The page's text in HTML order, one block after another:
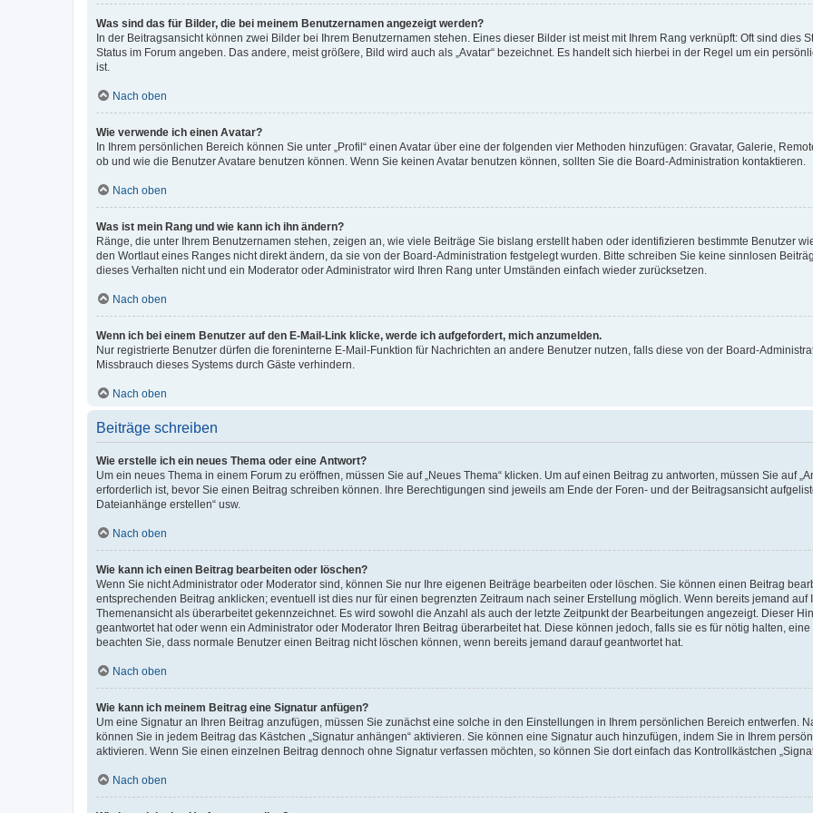
Was sind das für Bilder, die bei meinem Benutzernamen angezeigt werden?
In der Beitragsansicht können zwei Bilder bei Ihrem Benutzernamen stehen. Eines dieser Bilder ist meist mit Ihrem Rang verknüpft: Oft sind dies
Status im Forum angeben. Das andere, meist größere, Bild wird auch als „Avatar“ bezeichnet. Es handelt sich hierbei in der Regel um ein
ist.
Nach oben
Wie verwende ich einen Avatar?
In Ihrem persönlichen Bereich können Sie unter „Profil“ einen Avatar über eine der folgenden vier Methoden hinzufügen: Gravatar, Galerie,
ob und wie die Benutzer Avatare benutzen können. Wenn Sie keinen Avatar benutzen können, sollten Sie die Board-Administration kontaktieren.
Nach oben
Was ist mein Rang und wie kann ich ihn ändern?
Ränge, die unter Ihrem Benutzernamen stehen, zeigen an, wie viele Beiträge Sie bislang erstellt haben oder identifizieren bestimmte Benutzer
den Wortlaut eines Ranges nicht direkt ändern, da sie von der Board-Administration festgelegt wurden. Bitte schreiben Sie keine sinnlosen
dieses Verhalten nicht und ein Moderator oder Administrator wird Ihren Rang unter Umständen einfach wieder zurücksetzen.
Nach oben
Wenn ich bei einem Benutzer auf den E-Mail-Link klicke, werde ich aufgefordert, mich anzumelden.
Nur registrierte Benutzer dürfen die foreninterne E-Mail-Funktion für Nachrichten an andere Benutzer nutzen, falls diese von der Board-
Missbrauch dieses Systems durch Gäste verhindern.
Nach oben
Beiträge schreiben
Wie erstelle ich ein neues Thema oder eine Antwort?
Um ein neues Thema in einem Forum zu eröffnen, müssen Sie auf „Neues Thema“ klicken. Um auf einen Beitrag zu antworten, müssen Sie auf
erforderlich ist, bevor Sie einen Beitrag schreiben können. Ihre Berechtigungen sind jeweils am Ende der Foren- und der Beitragsansicht
Dateianhänge erstellen“ usw.
Nach oben
Wie kann ich einen Beitrag bearbeiten oder löschen?
Wenn Sie nicht Administrator oder Moderator sind, können Sie nur Ihre eigenen Beiträge bearbeiten oder löschen. Sie können einen Beitrag
entsprechenden Beitrag anklicken; eventuell ist dies nur für einen begrenzten Zeitraum nach seiner Erstellung möglich. Wenn bereits jemand
Themenansicht als überarbeitet gekennzeichnet. Es wird sowohl die Anzahl als auch der letzte Zeitpunkt der Bearbeitungen angezeigt. Dieser
geantwortet hat oder wenn ein Administrator oder Moderator Ihren Beitrag überarbeitet hat. Diese können jedoch, falls sie es für nötig halten,
beachten Sie, dass normale Benutzer einen Beitrag nicht löschen können, wenn bereits jemand darauf geantwortet hat.
Nach oben
Wie kann ich meinem Beitrag eine Signatur anfügen?
Um eine Signatur an Ihren Beitrag anzufügen, müssen Sie zunächst eine solche in den Einstellungen in Ihrem persönlichen Bereich entwerfen.
können Sie in jedem Beitrag das Kästchen „Signatur anhängen“ aktivieren. Sie können eine Signatur auch hinzufügen, indem Sie in Ihrem
aktivieren. Wenn Sie einen einzelnen Beitrag dennoch ohne Signatur verfassen möchten, so können Sie dort einfach das Kontrollkästchen
Nach oben